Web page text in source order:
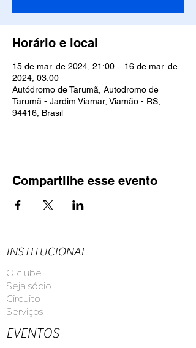
Horário e local
15 de mar. de 2024, 21:00 – 16 de mar. de
2024, 03:00
Autódromo de Tarumã, Autodromo de
Tarumã - Jardim Viamar, Viamão - RS,
94416, Brasil
Compartilhe esse evento
INSTITUCIONAL
O clube
Seja sócio
Circuito
Serviços
EVENTOS